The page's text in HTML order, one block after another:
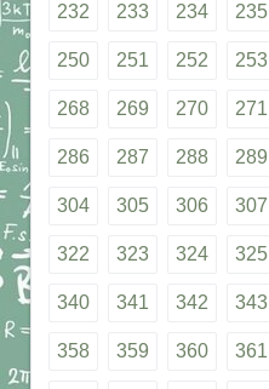
232 233 234 235
250 251 252 253
268 269 270 271
286 287 288 289
304 305 306 307
322 323 324 325
340 341 342 343
358 359 360 361